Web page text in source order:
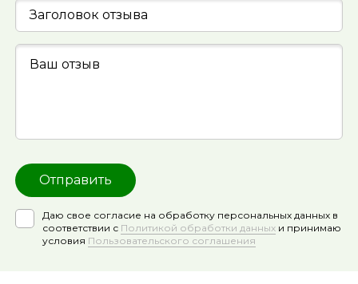
Даю свое согласие на обработку персональных данных в
соответствии с Политикой обработки данных и принимаю
условия Пользовательского соглашения